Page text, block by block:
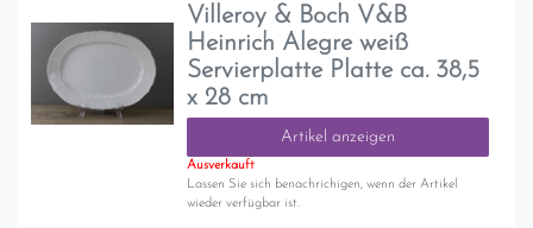
Villeroy & Boch V&B
Heinrich Alegre weiß
Servierplatte Platte ca. 38,5
x 28 cm
Artikel anzeigen
Ausverkauft
Lassen Sie sich benachrichigen, wenn der Artikel
wieder verfügbar ist.